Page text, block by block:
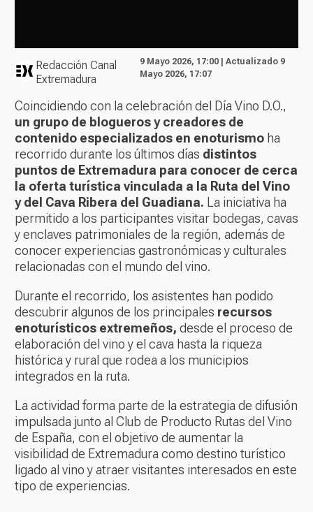
Redacción Canal
Extremadura
9 Mayo 2026, 17:00 | Actualizado 9
Mayo 2026, 17:07
Coincidiendo con la celebración del Día Vino D.O.,
un grupo de blogueros y creadores de
contenido especializados en enoturismo ha
recorrido durante los últimos días distintos
puntos de Extremadura para conocer de cerca
la oferta turística vinculada a la Ruta del Vino
y del Cava Ribera del Guadiana. La iniciativa ha
permitido a los participantes visitar bodegas, cavas
y enclaves patrimoniales de la región, además de
conocer experiencias gastronómicas y culturales
relacionadas con el mundo del vino.
Durante el recorrido, los asistentes han podido
descubrir algunos de los principales recursos
enoturísticos extremeños, desde el proceso de
elaboración del vino y el cava hasta la riqueza
histórica y rural que rodea a los municipios
integrados en la ruta.
La actividad forma parte de la estrategia de difusión
impulsada junto al Club de Producto Rutas del Vino
de España, con el objetivo de aumentar la
visibilidad de Extremadura como destino turístico
ligado al vino y atraer visitantes interesados en este
tipo de experiencias.